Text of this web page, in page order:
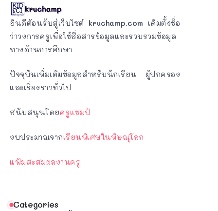
ยินดีต้อนรับสู่เว็บไซต์ kruchamp.com เดิมตั้งชื่อ
ว่าวงการครูเพื่อใช้สื่อสารข้อมูลและรวบรวมข้อมูล
ทางด้านการศึกษา
ปัจจุบันเพิ่มเติมข้อมูลสำหรับนักเรียน ผู้ปกครอง
และเรื่องราวทั่วไป
สนับสนุนโดยครูแชมป์
งบประมาณจากเรียนพิเศษในพิษณุโลก
แฟ้มสะสมผลงานครู
Categories